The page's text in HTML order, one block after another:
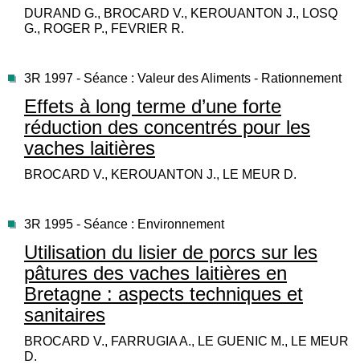
DURAND G., BROCARD V., KEROUANTON J., LOSQ
G., ROGER P., FEVRIER R.
3R 1997 - Séance : Valeur des Aliments - Rationnement
Effets à long terme d’une forte
réduction des concentrés pour les
vaches laitières
BROCARD V., KEROUANTON J., LE MEUR D.
3R 1995 - Séance : Environnement
Utilisation du lisier de porcs sur les
pâtures des vaches laitières en
Bretagne : aspects techniques et
sanitaires
BROCARD V., FARRUGIA A., LE GUENIC M., LE MEUR
D.